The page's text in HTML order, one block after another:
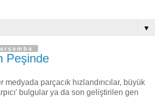
▼
Peşinde
parçacık hızlandırıcılar, büyük
bulgular ya da son geliştirilen gen